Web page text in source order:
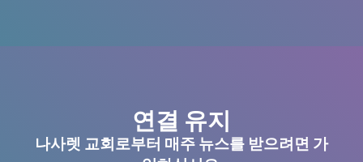
연결 유지
나사렛 교회로부터 매주 뉴스를 받으려면 가